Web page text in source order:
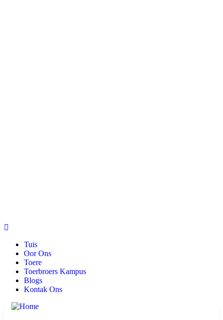
Tuis
Oor Ons
Toere
Toerbroers Kampus
Blogs
Kontak Ons